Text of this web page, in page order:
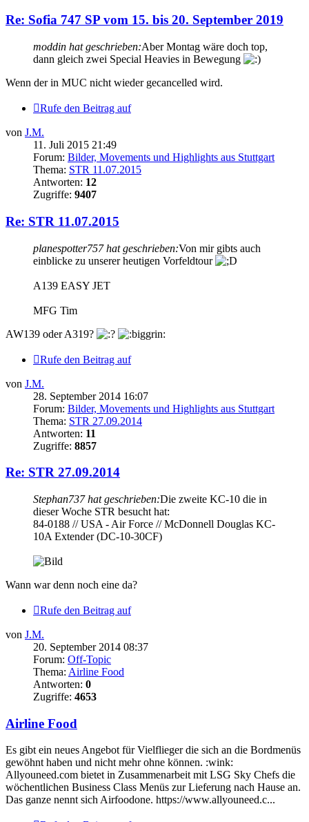
Re: Sofia 747 SP vom 15. bis 20. September 2019
moddin hat geschrieben:Aber Montag wäre doch top,
dann gleich zwei Special Heavies in Bewegung
Wenn der in MUC nicht wieder gecancelled wird.
Rufe den Beitrag auf
von J.M.
11. Juli 2015 21:49
Forum: Bilder, Movements und Highlights aus Stuttgart
Thema: STR 11.07.2015
Antworten: 12
Zugriffe: 9407
Re: STR 11.07.2015
planespotter757 hat geschrieben:Von mir gibts auch
einblicke zu unserer heutigen Vorfeldtour
A139 EASY JET
MFG Tim
AW139 oder A319?
Rufe den Beitrag auf
von J.M.
28. September 2014 16:07
Forum: Bilder, Movements und Highlights aus Stuttgart
Thema: STR 27.09.2014
Antworten: 11
Zugriffe: 8857
Re: STR 27.09.2014
Stephan737 hat geschrieben:Die zweite KC-10 die in
dieser Woche STR besucht hat:
84-0188 // USA - Air Force // McDonnell Douglas KC-
10A Extender (DC-10-30CF)
Wann war denn noch eine da?
Rufe den Beitrag auf
von J.M.
20. September 2014 08:37
Forum: Off-Topic
Thema: Airline Food
Antworten: 0
Zugriffe: 4653
Airline Food
Es gibt ein neues Angebot für Vielflieger die sich an die Bordmenüs
gewöhnt haben und nicht mehr ohne können. :wink:
Allyouneed.com bietet in Zusammenarbeit mit LSG Sky Chefs die
wöchentlichen Business Class Menüs zur Lieferung nach Hause an.
Das ganze nennt sich Airfoodone. https://www.allyouneed.c...